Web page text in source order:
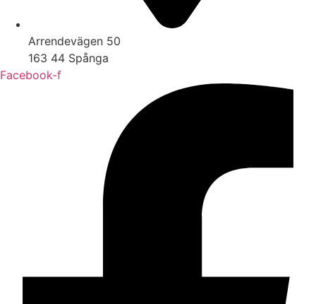
Arrendevägen 50
163 44 Spånga
Facebook-f